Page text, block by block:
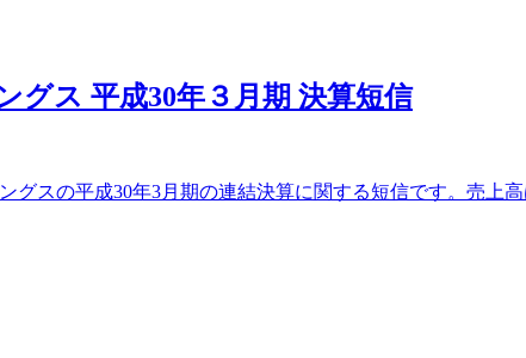
グス 平成30年３月期 決算短信
グスの平成30年3月期の連結決算に関する短信です。売上